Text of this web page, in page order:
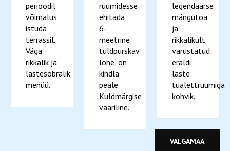
perioodil
võimalus
istuda
terrassil.
Väga
rikkalik ja
lastesõbralik
menüü.
ruumidesse
ehitada
6-
meetrine
tuldpurskav
lohe, on
kindla
peale
Kuldmärgise
vääriline.
legendaarse
mängutoa
ja
rikkalikult
varustatud
eraldi
laste
tualettruumiga
kohvik.
VALGAMAA